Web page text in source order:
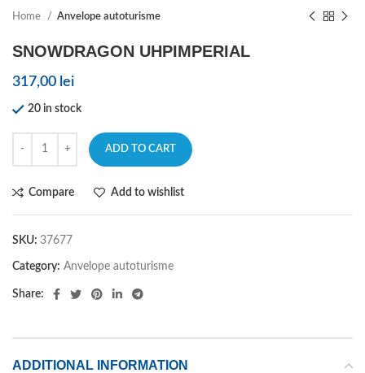
Home Anvelope autoturisme
SNOWDRAGON UHPIMPERIAL
317,00 lei
20 in stock
ADD TO CART
Compare Add to wishlist
SKU: 37677
Category: Anvelope autoturisme
Share:
ADDITIONAL INFORMATION